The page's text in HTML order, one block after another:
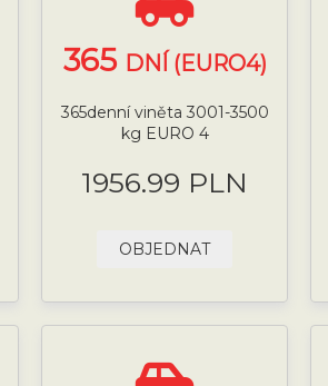
365 DNÍ (EURO4)
365denní viněta 3001-3500
kg EURO 4
1956.99 PLN
OBJEDNAT